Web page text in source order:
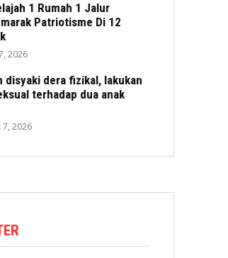
1 Rumah 1 Jalur
Patriotisme Di 12
2026
disyaki dera fizikal, lakukan
terhadap dua anak
7, 2026